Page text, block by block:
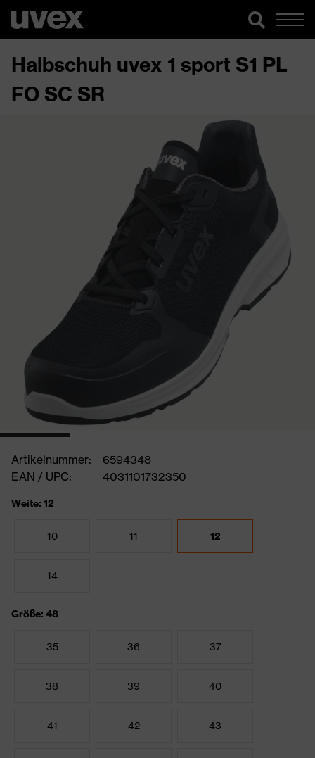
Halbschuh uvex 1 sport S1 PL
FO SC SR
Artikelnummer:
6594348
EAN / UPC:
4031101732350
Weite: 12
10 11 12
14
Größe: 48
35 36 37
38 39 40
41 42 43